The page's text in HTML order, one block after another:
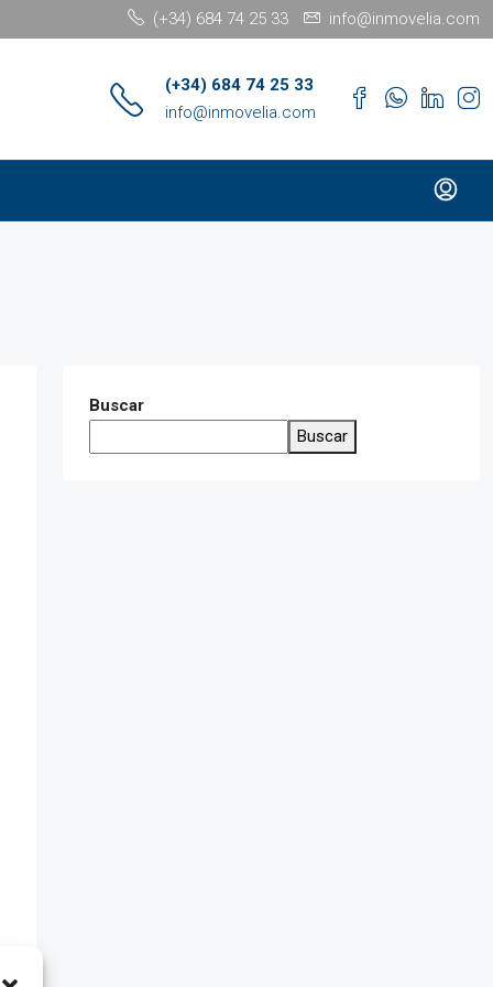
(+34) 684 74 25 33 info@inmovelia.com
(+34) 684 74 25 33
info@inmovelia.com
Buscar
Buscar